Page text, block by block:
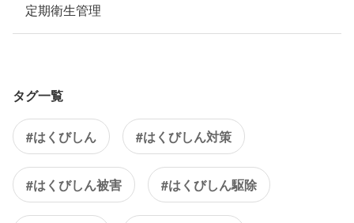
定期衛生管理
タグ一覧
#はくびしん #はくびしん対策
#はくびしん被害 #はくびしん駆除